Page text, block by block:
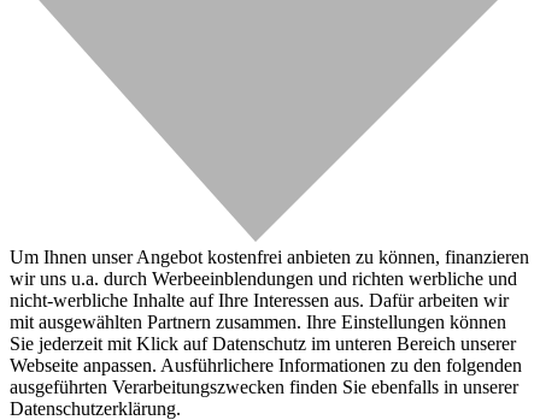
Um Ihnen unser Angebot kostenfrei anbieten zu können, finanzieren
wir uns u.a. durch Werbeeinblendungen und richten werbliche und
nicht-werbliche Inhalte auf Ihre Interessen aus. Dafür arbeiten wir
mit ausgewählten Partnern zusammen. Ihre Einstellungen können
Sie jederzeit mit Klick auf Datenschutz im unteren Bereich unserer
Webseite anpassen. Ausführlichere Informationen zu den folgenden
ausgeführten Verarbeitungszwecken finden Sie ebenfalls in unserer
Datenschutzerklärung.